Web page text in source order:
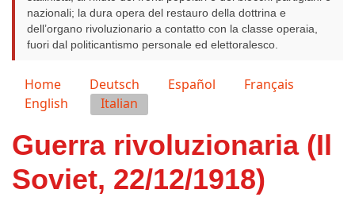
nazionali; la dura opera del restauro della dottrina e
dell’organo rivoluzionario a contatto con la classe operaia,
fuori dal politicantismo personale ed elettoralesco.
Seleziona la tua lingua
Home Deutsch Español
Français
English
Italian
Guerra rivoluzionaria (Il
Soviet, 22/12/1918)